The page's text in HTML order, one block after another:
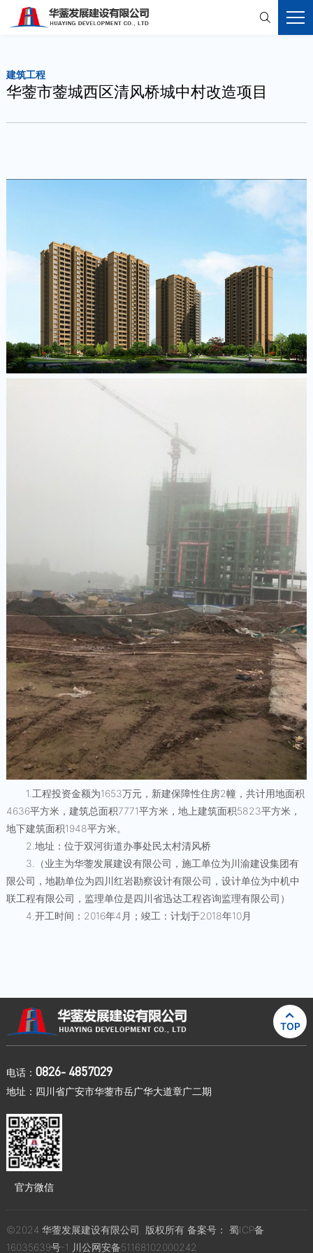

建筑工程
华蓥市蓥城西区清风桥城中村改造项目
1.工程投资金额为1653万元，新建保障性住房2幢，共计用地面积
4636平方米，建筑总面积7771平方米，地上建筑面积5823平方米，
地下建筑面积1948平方米。
2.地址：位于双河街道办事处民太村清风桥
3.（业主为华蓥发展建设有限公司，施工单位为川渝建设集团有
限公司，地勘单位为四川红岩勘察设计有限公司，设计单位为中机中
联工程有限公司，监理单位是四川省迅达工程咨询监理有限公司）
4.开工时间：2016年4月；竣工：计划于2018年10月

TOP
电话： 0826- 4857029
地址：四川省广安市华蓥市岳广华大道章广二期
官方微信
©2024 华蓥发展建设有限公司. 版权所有 备案号： 蜀ICP备
16035639号-1 川公网安备51168102000242